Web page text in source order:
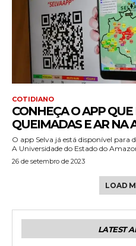
COTIDIANO
CONHEÇA O APP
QUEIMADAS E AR NA
O app Selva já está disponível para
A Universidade do Estado do
26 de setembro de 2023
LOAD
LATEST